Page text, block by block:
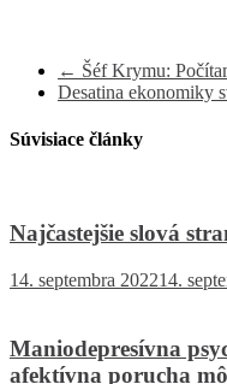
← Šéf Krymu:
Desatina ekonomiky
Súvisiace články
Najčastejšie slová
14. septembra 202214.
Maniodepresívna
afektívna porucha